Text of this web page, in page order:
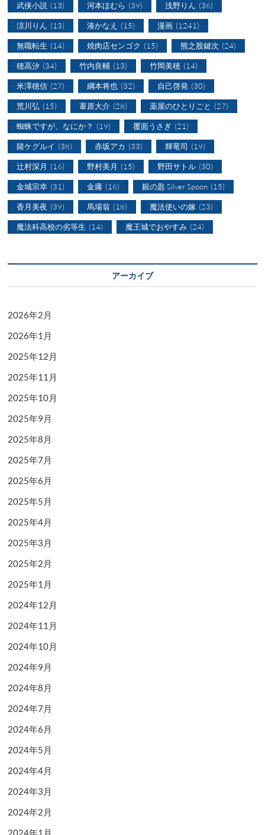
武侠小説 (13) 河本ほむら (39) 浅野りん (36)
涼川りん (13) 湊かなえ (15) 漫画 (1241)
無職転生 (14) 焼肉店センゴク (15) 熊之股鍵次 (24)
穂高汐 (34) 竹内良輔 (13) 竹岡美穂 (14)
米澤穂信 (27) 綱本将也 (32) 自己啓発 (30)
荒川弘 (15) 葦原大介 (28) 薬屋のひとりごと (27)
蜘蛛ですが、なにか？ (19) 覆面うさぎ (21)
賭ケグルイ (38) 赤坂アカ (33) 輝竜司 (19)
辻村深月 (16) 野村美月 (15) 野田サトル (30)
金城宗幸 (31) 金庸 (16) 銀の匙 Silver Spoon (15)
香月美夜 (39) 馬場翁 (18) 魔法使いの嫁 (23)
魔法科高校の劣等生 (14) 魔王城でおやすみ (24)
アーカイブ
2026年2月
2026年1月
2025年12月
2025年11月
2025年10月
2025年9月
2025年8月
2025年7月
2025年6月
2025年5月
2025年4月
2025年3月
2025年2月
2025年1月
2024年12月
2024年11月
2024年10月
2024年9月
2024年8月
2024年7月
2024年6月
2024年5月
2024年4月
2024年3月
2024年2月
2024年1月